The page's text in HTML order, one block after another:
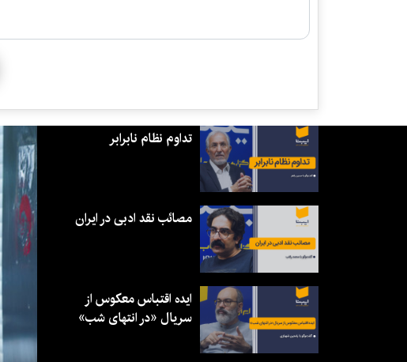
تداوم نظام نابرابر
مصائب نقد ادبی در ایران
ایده اقتباس معکوس از
سریال «در انتهای شب»